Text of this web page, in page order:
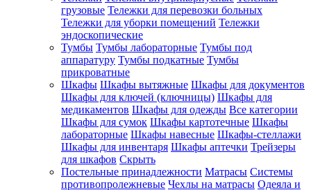
грузовые Тележки для перевозки больных
Тележки для уборки помещений Тележки
эндоскопические
Тумбы Тумбы лабораторные Тумбы под
аппаратуру Тумбы подкатные Тумбы
прикроватные
Шкафы Шкафы вытяжные Шкафы для документов
Шкафы для ключей (ключницы) Шкафы для
медикаментов Шкафы для одежды Все категории
Шкафы для сумок Шкафы картотечные Шкафы
лабораторные Шкафы навесные Шкафы-стеллажи
Шкафы для инвентаря Шкафы аптечки Трейзеры
для шкафов Скрыть
Постельные принадлежности Матрасы Системы
противопролежневые Чехлы на матрасы Одеяла и